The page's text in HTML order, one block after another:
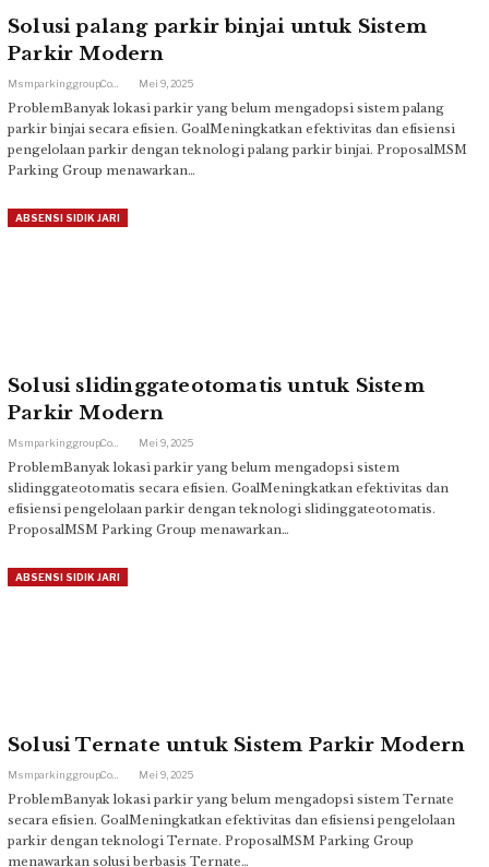
Solusi palang parkir binjai untuk Sistem
Parkir Modern
Mei 9, 2025
ProblemBanyak lokasi parkir yang belum mengadopsi sistem palang
parkir binjai secara efisien. GoalMeningkatkan efektivitas dan efisiensi
pengelolaan parkir dengan teknologi palang parkir binjai. ProposalMSM
Parking Group menawarkan…
ABSENSI SIDIK JARI
Solusi slidinggateotomatis untuk Sistem
Parkir Modern
Mei 9, 2025
ProblemBanyak lokasi parkir yang belum mengadopsi sistem
slidinggateotomatis secara efisien. GoalMeningkatkan efektivitas dan
efisiensi pengelolaan parkir dengan teknologi slidinggateotomatis.
ProposalMSM Parking Group menawarkan…
ABSENSI SIDIK JARI
Solusi Ternate untuk Sistem Parkir Modern
Msmparkinggroup.com Mei 9, 2025
ProblemBanyak lokasi parkir yang belum mengadopsi sistem Ternate
secara efisien. GoalMeningkatkan efektivitas dan efisiensi pengelolaan
parkir dengan teknologi Ternate. ProposalMSM Parking Group
menawarkan solusi berbasis Ternate…